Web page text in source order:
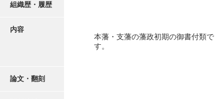
組織歴・履歴
内容
本藩・支藩の藩政初期の御書付類で
す。
論文・翻刻